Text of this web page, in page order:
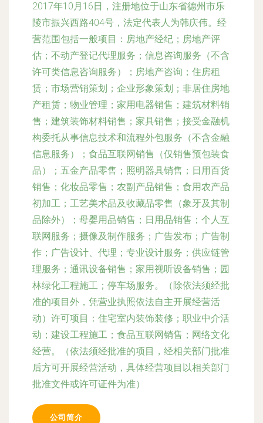
2017年10月16日，注册地位于山东省德州市乐
陵市振兴西路404号，法定代表人为韩庆伟。经
营范围包括一般项目：房地产经纪；房地产评
估；不动产登记代理服务；信息咨询服务（不含
许可类信息咨询服务）；房地产咨询；住房租
赁；市场营销策划；企业形象策划；非居住房地
产租赁；物业管理；家用电器销售；建筑材料销
售；建筑装饰材料销售；家具销售；接受金融机
构委托从事信息技术和流程外包服务（不含金融
信息服务）；食品互联网销售（仅销售预包装食
品）；五金产品零售；照明器具销售；日用百货
销售；化妆品零售；农副产品销售；食用农产品
初加工；工艺美术品及收藏品零售（象牙及其制
品除外）；母婴用品销售；日用品销售；个人互
联网服务；摄像及制作服务；广告发布；广告制
作；广告设计、代理；专业设计服务；供应链管
理服务；通讯设备销售；家用视听设备销售；园
林绿化工程施工；停车场服务。（除依法须经批
准的项目外，凭营业执照依法自主开展经营活
动）许可项目：住宅室内装饰装修；职业中介活
动；建设工程施工；食品互联网销售；网络文化
经营。（依法须经批准的项目，经相关部门批准
后方可开展经营活动，具体经营项目以相关部门
批准文件或许可证件为准）
公司简介